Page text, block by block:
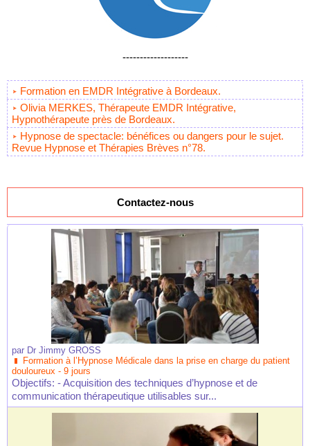
-------------------
Formation en EMDR Intégrative à Bordeaux.
Olivia MERKES, Thérapeute EMDR Intégrative,
Hypnothérapeute près de Bordeaux.
Hypnose de spectacle: bénéfices ou dangers pour le sujet.
Revue Hypnose et Thérapies Brèves n°78.
Contactez-nous
par Dr Jimmy GROSS
Formation à l’Hypnose Médicale dans la prise en charge du patient
douloureux - 9 jours
Objectifs: - Acquisition des techniques d’hypnose et de
communication thérapeutique utilisables sur...